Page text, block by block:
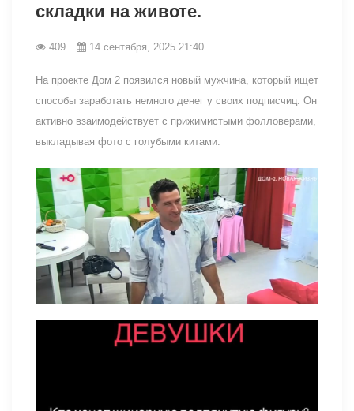
складки на животе.
409 14 сентября, 2025 21:40
На проекте Дом 2 появился новый мужчина, который ищет
способы заработать немного денег у своих подписчиц. Он
активно взаимодействует с прижимистыми фолловерами,
выкладывая фото с голубыми китами.